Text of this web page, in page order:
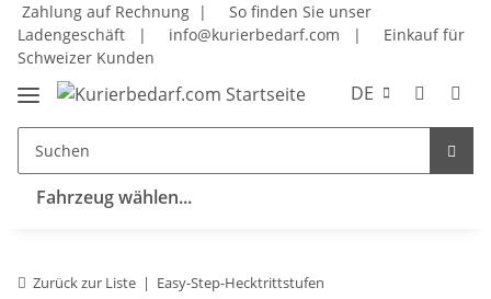
Zahlung auf Rechnung |
So finden Sie unser
Ladengeschäft
| info@kurierbedarf.com |
Einkauf für
Schweizer Kunden
DE
Fahrzeug wählen...
Zurück zur Liste Easy-Step-Hecktrittstufen